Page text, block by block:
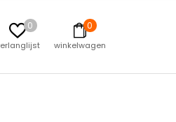
0 0
winkelwagen